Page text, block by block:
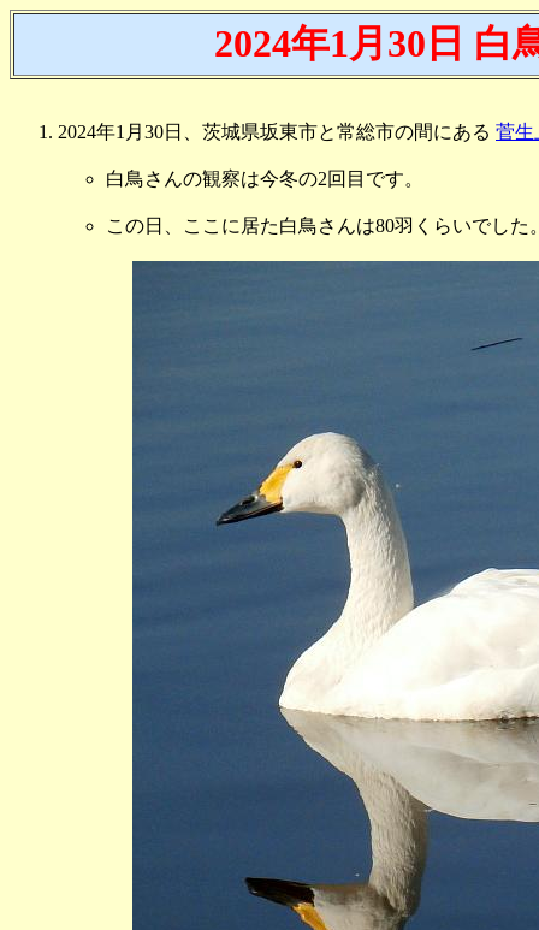
2024年1月30日 白
2024年1月30日、茨城県坂東市と常総市の間にある 菅生
白鳥さんの観察は今冬の2回目です。
この日、ここに居た白鳥さんは80羽くらいでした